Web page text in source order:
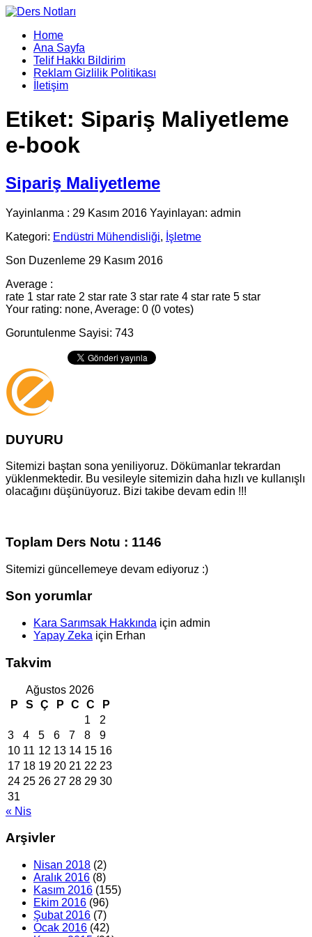
Home
Ana Sayfa
Telif Hakkı Bildirim
Reklam Gizlilik Politikası
İletişim
Etiket: Sipariş Maliyetleme
e-book
Sipariş Maliyetleme
Yayinlanma : 29 Kasım 2016 Yayinlayan: admin
Kategori: Endüstri Mühendisliği, İşletme
Son Duzenleme 29 Kasım 2016
Average :
rate 1 star rate 2 star rate 3 star rate 4 star rate 5 star
Your rating: none, Average: 0 (0 votes)
Goruntulenme Sayisi: 743
DUYURU
Sitemizi baştan sona yeniliyoruz. Dökümanlar tekrardan
yüklenmektedir. Bu vesileyle sitemizin daha hızlı ve kullanışlı
olacağını düşünüyoruz. Bizi takibe devam edin !!!
Toplam Ders Notu : 1146
Sitemizi güncellemeye devam ediyoruz :)
Son yorumlar
Kara Sarımsak Hakkında için admin
Yapay Zeka için Erhan
Takvim
Ağustos 2026
P
S Ç P C C
P
1
2
3
4 5 6 7 8
9
10 11 12 13 14 15 16
17 18 19 20 21 22 23
24 25 26 27 28 29 30
31
« Nis
Arşivler
Nisan 2018 (2)
Aralık 2016 (8)
Kasım 2016 (155)
Ekim 2016 (96)
Şubat 2016 (7)
Ocak 2016 (42)